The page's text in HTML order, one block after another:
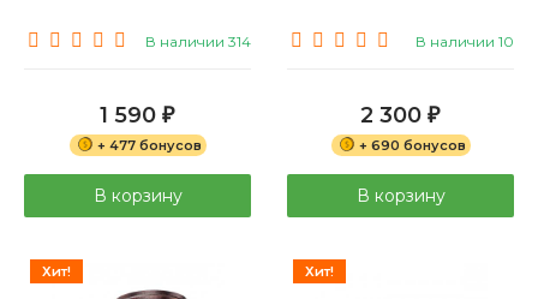
В наличии 314
1 590 ₽
+ 477 бонусов
В корзину
В наличии 10
2 300 ₽
+ 690 бонусов
В корзину
Хит! Хит!